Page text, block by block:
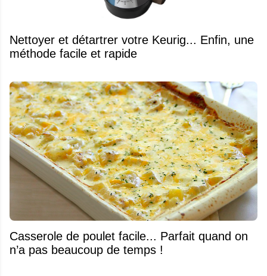
Nettoyer et détartrer votre Keurig... Enfin, une
méthode facile et rapide
Casserole de poulet facile... Parfait quand on
n’a pas beaucoup de temps !